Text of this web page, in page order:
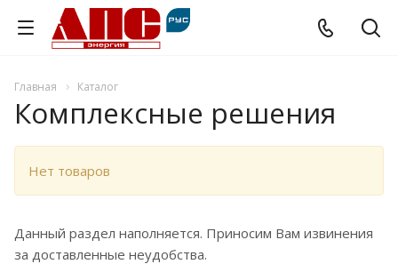
Главная Каталог
Комплексные решения
Нет товаров
Данный раздел наполняется. Приносим Вам извинения
за доставленные неудобства.